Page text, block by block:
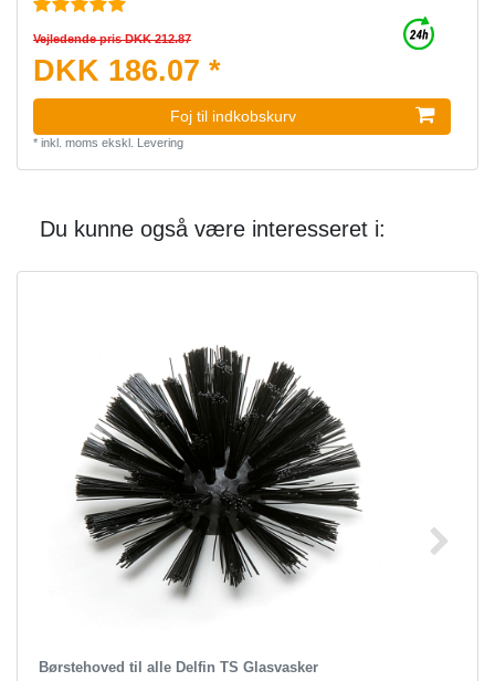
Vejledende pris DKK 212.87
DKK 186.07 *
Foj til indkobskurv
* inkl. moms ekskl. Levering
Du kunne også være interesseret i:
Børstehoved til alle Delfin TS Glasvasker